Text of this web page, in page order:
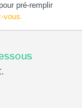
pré-remplir
vous.